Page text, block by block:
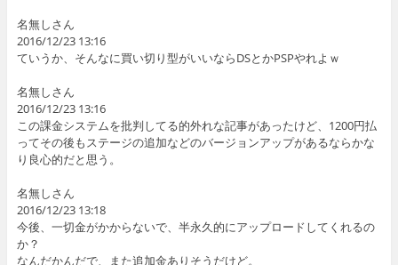
名無しさん
2016/12/23 13:16
ていうか、そんなに買い切り型がいいならDSとかPSPやれよｗ
名無しさん
2016/12/23 13:16
この課金システムを批判してる的外れな記事があったけど、1200円払
ってその後もステージの追加などのバージョンアップがあるならかな
り良心的だと思う。
名無しさん
2016/12/23 13:18
今後、一切金がかからないで、半永久的にアップロードしてくれるの
か？
なんだかんだで、また追加金ありそうだけど。